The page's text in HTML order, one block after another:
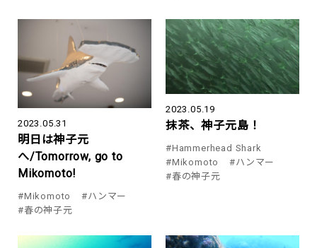
2023.05.31
明日は神子元
へ/Tomorrow, go to
Mikomoto!
#Mikomoto
#ハンマー
#春の神子元
2023.05.19
抹茶、神子元島！
#Hammerhead Shark
#Mikomoto
#ハンマー
#春の神子元